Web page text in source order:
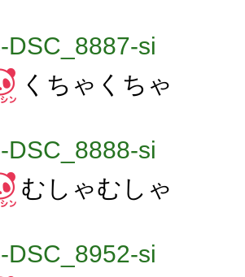
くちゃくちゃ
むしゃむしゃ